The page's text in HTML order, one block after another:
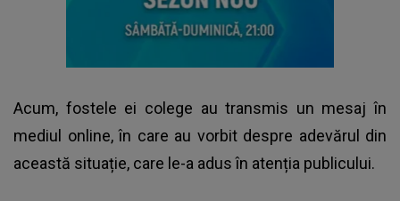
Acum, fostele ei colege au transmis un mesaj în
mediul online, în care au vorbit despre adevărul din
această situație, care le-a adus în atenția publicului.